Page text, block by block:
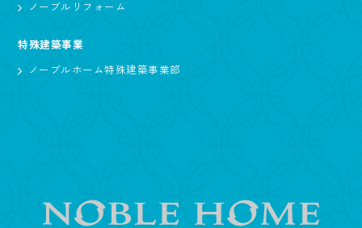
ノーブルリフォーム
特殊建築事業
ノーブルホーム特殊建築事業部